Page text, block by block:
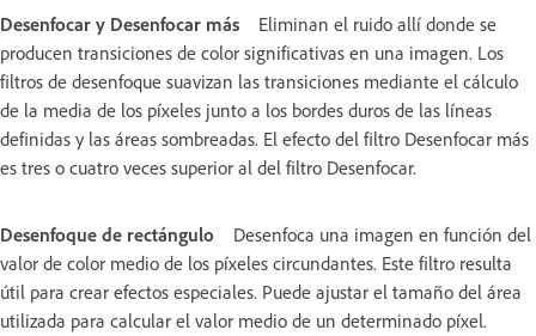
Desenfocar y Desenfocar más
Eliminan el ruido allí donde se
producen transiciones de color significativas en una imagen. Los
filtros de desenfoque suavizan las transiciones mediante el cálculo
de la media de los píxeles junto a los bordes duros de las líneas
definidas y las áreas sombreadas. El efecto del filtro Desenfocar más
es tres o cuatro veces superior al del filtro Desenfocar.
Desenfoque de rectángulo
Desenfoca una imagen en función del
valor de color medio de los píxeles circundantes. Este filtro resulta
útil para crear efectos especiales. Puede ajustar el tamaño del área
utilizada para calcular el valor medio de un determinado píxel.